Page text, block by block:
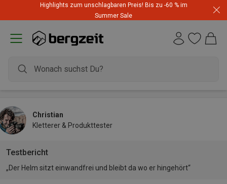
Highlights zum unschlagbaren Preis! Bis zu -60 % im
Summer Sale
Testbericht
Christian
Kletterer & Produkttester
„Der Helm sitzt einwandfrei und bleibt da wo er hingehört“